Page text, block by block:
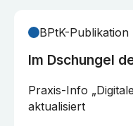
BPtK-Publikation
Im Dschungel
Praxis-Info
aktualisiert